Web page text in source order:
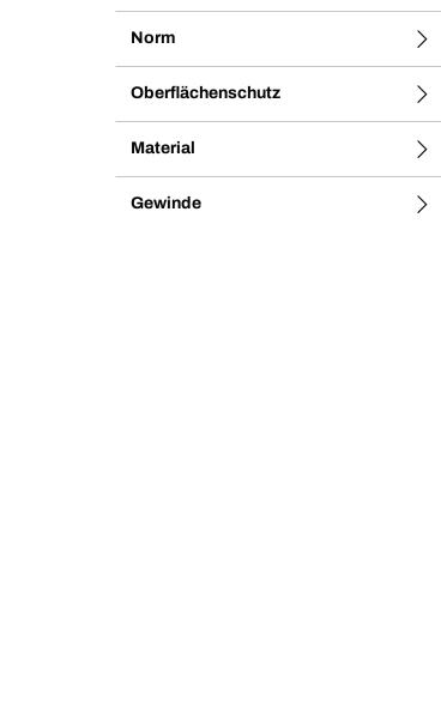
Norm
Oberflächenschutz
Material
Gewinde